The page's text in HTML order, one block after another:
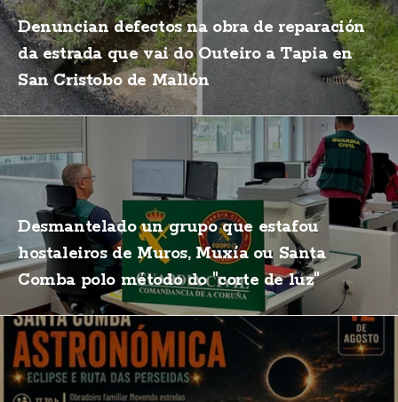
Denuncian defectos na obra de reparación
da estrada que vai do Outeiro a Tapia en
San Cristobo de Mallón
Desmantelado un grupo que estafou
hostaleiros de Muros, Muxía ou Santa
Comba polo método do "corte de luz"